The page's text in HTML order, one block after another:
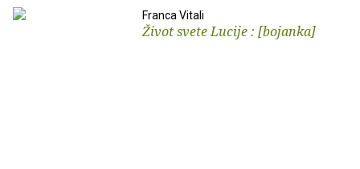
Franca Vitali
Život svete Lucije : [bojanka]